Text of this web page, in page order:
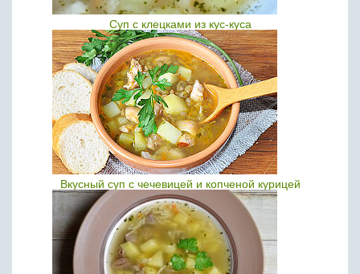
Суп с клецками из кус-куса
Вкусный суп с чечевицей и копченой курицей